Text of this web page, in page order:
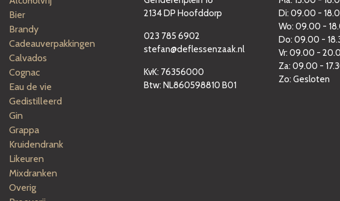
Bier
Brandy
Cadeauverpakkingen
Calvados
Cognac
Eau de vie
Gedistilleerd
Gin
Grappa
Kruidendrank
Likeuren
Mixdranken
Overig
2134 DP Hoofddorp
023 785 6902
stefan@deflessenzaak.nl
KvK: 76356000
Btw: NL860598810 B01
Di: 09.00 -
Wo: 09.00 -
Do: 09.00 -
Vr: 09.00 -
Za: 09.00 -
Zo: Gesloten